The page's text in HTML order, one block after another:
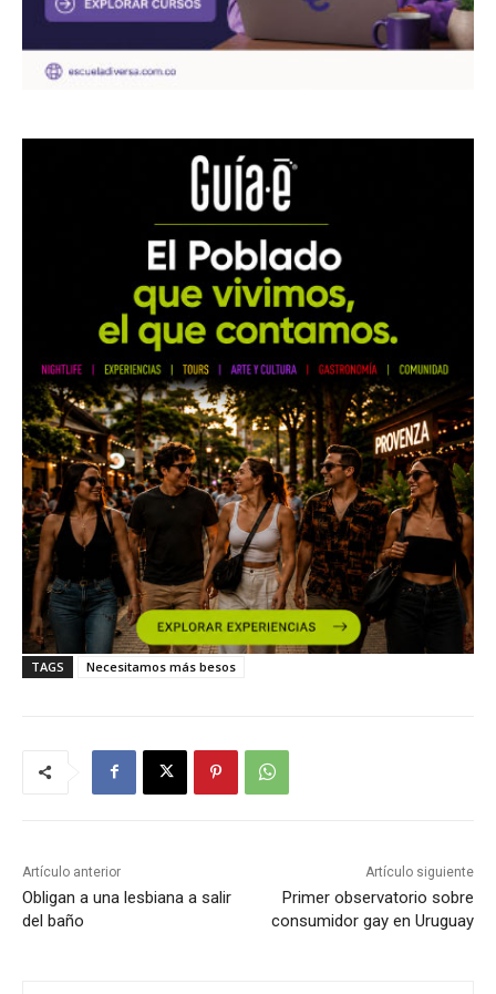
TAGS Necesitamos más besos
Artículo anterior
Obligan a una lesbiana a salir
del baño
Artículo siguiente
Primer observatorio sobre
consumidor gay en Uruguay